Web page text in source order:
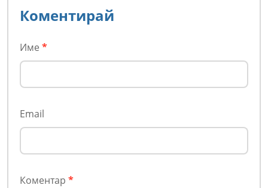
Коментирай
Име *
Email
Коментар *